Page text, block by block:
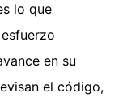
lo que
en su
el código,